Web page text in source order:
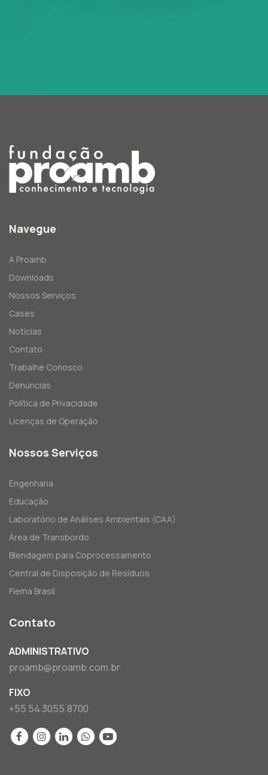
Navegue
A Proamb
Downloads
Nossos Serviços
Cases
Notícias
Contato
Trabalhe Conosco
Denúncias
Política de Privacidade
Licenças de Operação
Nossos Serviços
Engenharia
Educação
Laboratório de Análises Ambientais (CAA)
Área de Transbordo
Blendagem para Coprocessamento
Central de Disposição de Resíduos
Fiema Brasil
Contato
ADMINISTRATIVO
proamb@proamb.com.br
FIXO
+55 54 3055.8700